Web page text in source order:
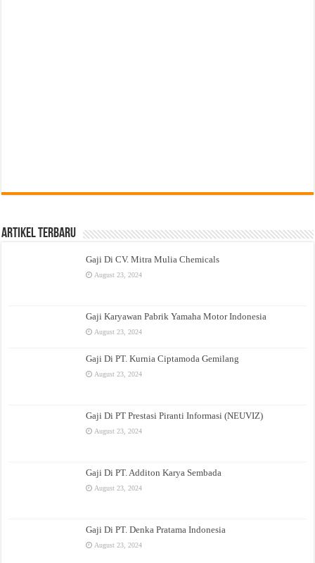
Artikel Terbaru
Gaji Di CV. Mitra Mulia Chemicals
August 23, 2024
Gaji Karyawan Pabrik Yamaha Motor Indonesia
August 23, 2024
Gaji Di PT. Kurnia Ciptamoda Gemilang
August 23, 2024
Gaji Di PT Prestasi Piranti Informasi (NEUVIZ)
August 23, 2024
Gaji Di PT. Additon Karya Sembada
August 23, 2024
Gaji Di PT. Denka Pratama Indonesia
August 23, 2024